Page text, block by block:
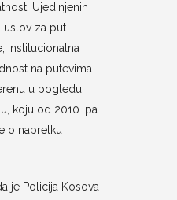
Ujedinjenih
uslov za put
institucionalna
na putevima
u pogledu
koju od 2010. pa
o napretku
je Policija Kosova